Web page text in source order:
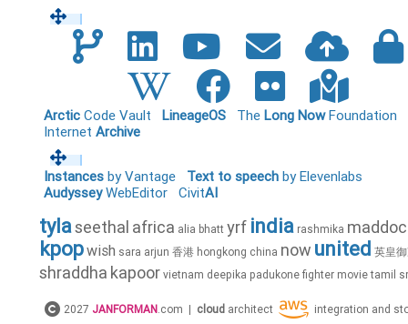
Arctic Code Vault LineageOS The Long NowFoundation
Internet Archive
Instances by Vantage Text to speech by Elevenlabs
AudysseyWebEditor CivitAI
tylaseethal africa alia bhatt yrf india rashmika
kpopwish sara arjun 香港 hongkong china now united 英皇
shraddha kapoor vietnam deepika padukone fighter movie tamil
stirling leslie
khaled rihanna kat deluna little mix alesha dixon fifth harmony live
2027 JANFORMAN .com | cloud architect integration and